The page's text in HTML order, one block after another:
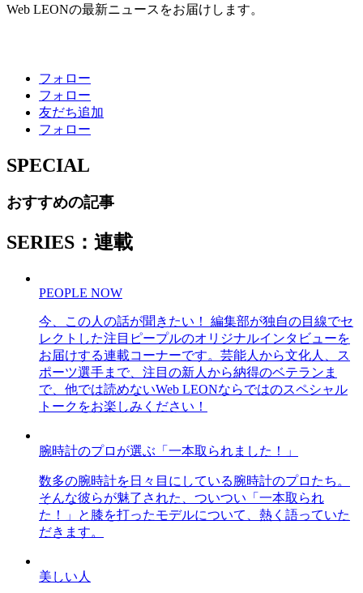
Web LEONの最新ニュースをお届けします。
フォロー
フォロー
友だち追加
フォロー
SPECIAL
おすすめの記事
SERIES：連載
PEOPLE NOW
今、この人の話が聞きたい！ 編集部が独自の目線でセ
レクトした注目ピープルのオリジナルインタビューを
お届けする連載コーナーです。芸能人から文化人、ス
ポーツ選手まで、注目の新人から納得のベテランま
で、他では読めないWeb LEONならではのスペシャル
トークをお楽しみください！
腕時計のプロが選ぶ「一本取られました！」
数多の腕時計を日々目にしている腕時計のプロたち。
そんな彼らが魅了された、ついつい「一本取られ
た！」と膝を打ったモデルについて、熱く語っていた
だきます。
美しい人